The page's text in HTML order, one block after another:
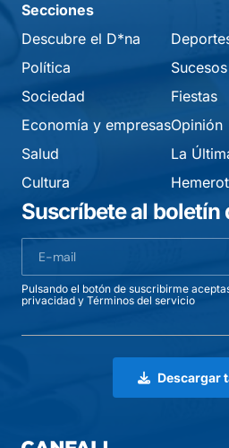
Secciones
Descubre el D*na
Política
Sociedad
Economía y empresas
Salud
Cultura
Sucesos
Fiestas
Opinión
La
Suscríbete al boletín
Pulsando el botón de suscribirme
privacidad y Términos del servicio
Descargar